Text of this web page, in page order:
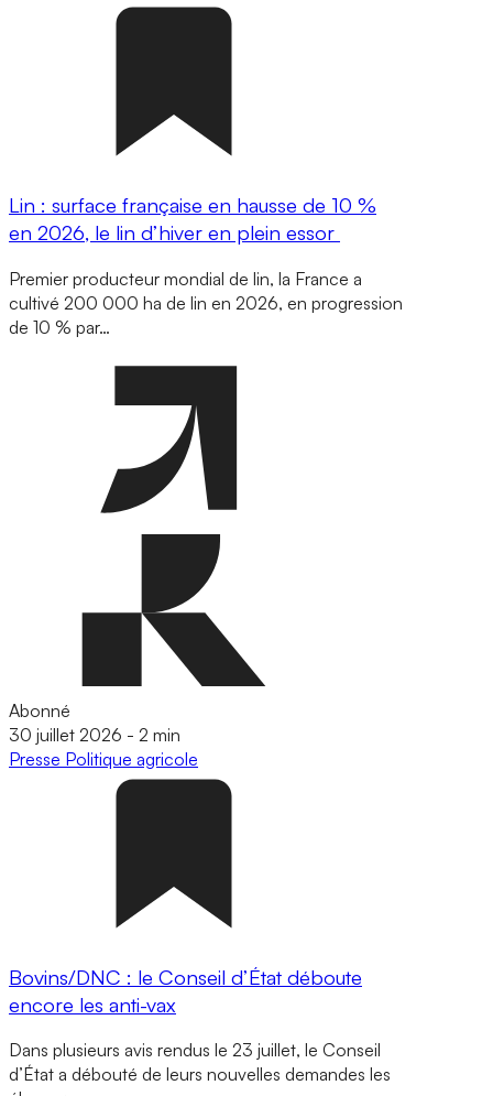
Lin : surface française en hausse de 10 %
en 2026, le lin d’hiver en plein essor
Premier producteur mondial de lin, la France a
cultivé 200 000 ha de lin en 2026, en progression
de 10 % par…
Abonné
30 juillet 2026 - 2 min
Presse Politique agricole
Bovins/DNC : le Conseil d’État déboute
encore les anti-vax
Dans plusieurs avis rendus le 23 juillet, le Conseil
d’État a débouté de leurs nouvelles demandes les